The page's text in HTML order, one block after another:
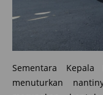
Sementara
menuturkan